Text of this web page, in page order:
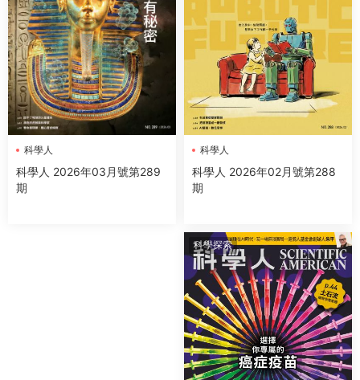
科學人
科學人 2026年03月號第289
期
科學人
科學人 2026年02月號第288
期
科學探索